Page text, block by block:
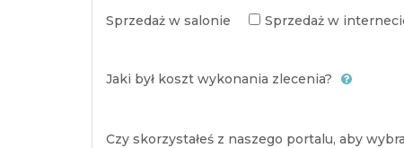
Sprzedaż w salonie
Sprzedaż w
Jaki był koszt wykonania zlecenia?
Czy skorzystałeś z naszego portalu, aby